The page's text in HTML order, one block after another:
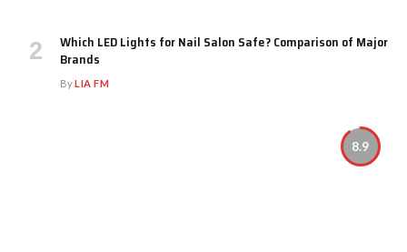
Which LED Lights for Nail Salon Safe? Comparison of Major
Brands
ByLIA FM
8.9